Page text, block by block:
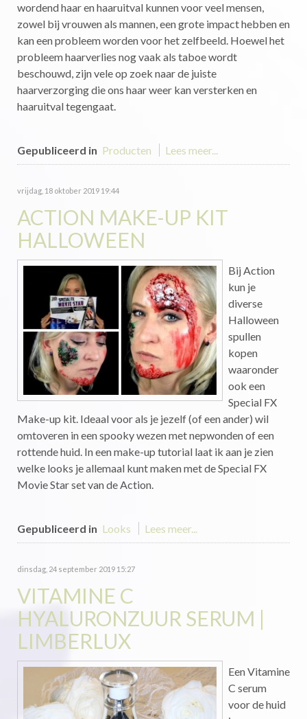
wordend haar en haaruitval kunnen voor veel mensen,
zowel bij vrouwen als mannen, een grote impact hebben en
kan een probleem worden voor het zelfbeeld. Hoewel het
probleem haarverlies nog vaak als taboe wordt
beschouwd, zijn vele op zoek naar de juiste
haarverzorging die ons haar weer kan versterken en
haaruitval tegengaat.
Gepubliceerd in Producten Lees meer...
vrijdag, 18 oktober 2019 19:44
ACTION MAKE-UP KIT
HALLOWEEN
Bij Action
kun je
diverse
Halloween
spullen
kopen
waaronder
ook een
Special FX
Make-up kit. Ideaal voor als je jezelf (of een ander) wil
omtoveren in een spooky wezen met nepwonden of een
rottende huid. In een make-up tutorial laat ik aan je zien
welke looks je allemaal kunt maken met de Special FX
Movie Star set van de Action.
Gepubliceerd in Looks Lees meer...
dinsdag, 24 september 2019 15:27
VITAMINE C
HYALURONZUUR SERUM |
LIMBERLUX
Een Vitamine
C serum
voor de huid